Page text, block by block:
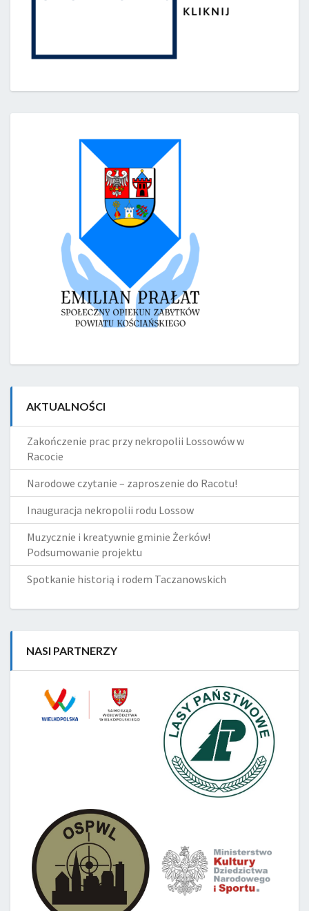
AKTUALNOŚCI
Zakończenie prac przy nekropolii Lossowów w
Racocie
Narodowe czytanie – zaproszenie do Racotu!
Inauguracja nekropolii rodu Lossow
Muzycznie i kreatywnie gminie Żerków!
Podsumowanie projektu
Spotkanie historią i rodem Taczanowskich
NASI PARTNERZY